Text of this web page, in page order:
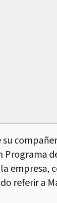
empresa,
referir a